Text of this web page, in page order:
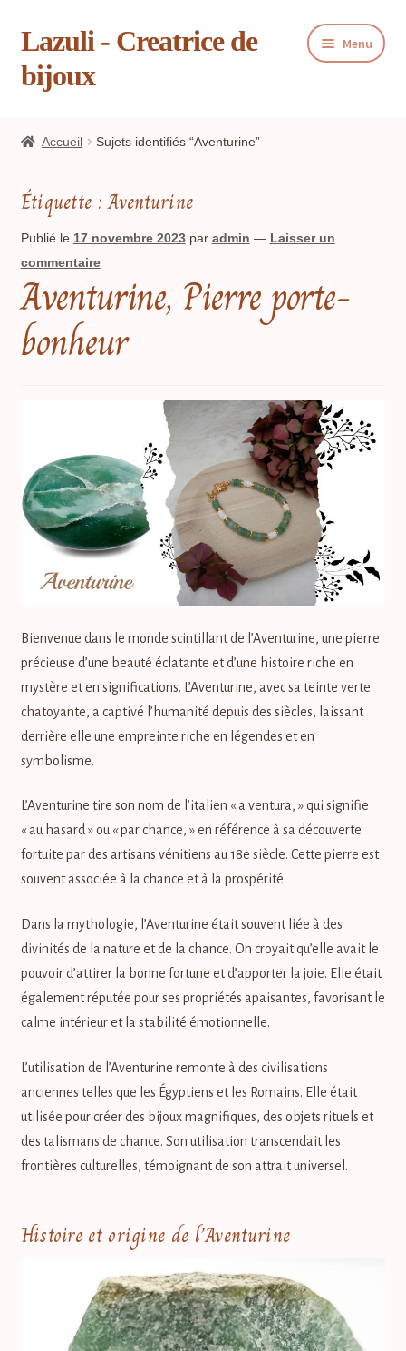
Aller
la
Aller
contenu
Lazuli - Creatrice de
bijoux
Menu
Panier
Livre d’or
Accueil Sujets identifiés “Aventurine”
Étiquette :Aventurine
Publié le 17 novembre 2023 par admin — Laisser un
commentaire
Aventurine, Pierre porte-
bonheur
Bienvenue dans le monde scintillant de l’Aventurine, une pierre
précieuse d’une beauté éclatante et d’une histoire riche en
mystère et en significations. L’Aventurine, avec sa teinte verte
chatoyante, a captivé l’humanité depuis des siècles, laissant
derrière elle une empreinte riche en légendes et en
symbolisme.
L’Aventurine tire son nom de l’italien « a ventura, » qui signifie
« au hasard » ou « par chance, » en référence à sa découverte
fortuite par des artisans vénitiens au 18e siècle. Cette pierre est
souvent associée à la chance et à la prospérité.
Dans la mythologie, l’Aventurine était souvent liée à des
divinités de la nature et de la chance. On croyait qu’elle avait le
pouvoir d’attirer la bonne fortune et d’apporter la joie. Elle était
également réputée pour ses propriétés apaisantes, favorisant le
calme intérieur et la stabilité émotionnelle.
L’utilisation de l’Aventurine remonte à des civilisations
anciennes telles que les Égyptiens et les Romains. Elle était
utilisée pour créer des bijoux magnifiques, des objets rituels et
des talismans de chance. Son utilisation transcendait les
frontières culturelles, témoignant de son attrait universel.
Histoire et origine de l’Aventurine